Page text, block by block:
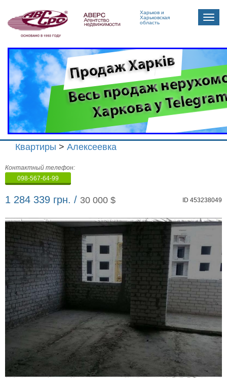
Харьков и
Харьковская
область
Toggle
Квартиры > Алексеевка
Агенство
недвижимости
"Аверс"
Контактный телефон:
098-567-64-99
1 284 339 грн. / 30 000 $ ID 453238049